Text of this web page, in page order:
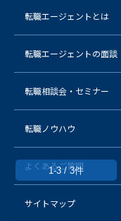
1-3 / 3件
転職エージェントとは
転職エージェントの面談
転職相談会・セミナー
転職ノウハウ
よくあるご質問
サイトマップ